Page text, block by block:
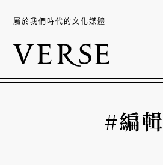
屬於我們時代的文化媒體
#編輯